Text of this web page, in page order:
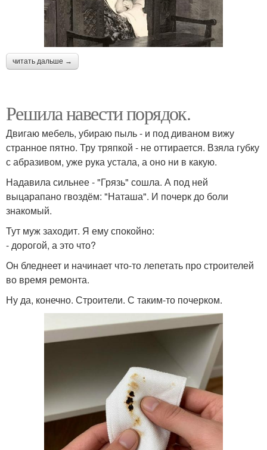
читать дальше →
Решила навести порядок.
Двигаю мебель, убираю пыль - и под диваном вижу
странное пятно. Тру тряпкой - не оттирается. Взяла губку
с абразивом, уже рука устала, а оно ни в какую.
Надавила сильнее - "Грязь" сошла. А под ней
выцарапано гвоздём: "Наташа". И почерк до боли
знакомый.
Тут муж заходит. Я ему спокойно:
- дорогой, а это что?
Он бледнеет и начинает что-то лепетать про строителей
во время ремонта.
Ну да, конечно. Строители. С таким-то почерком.